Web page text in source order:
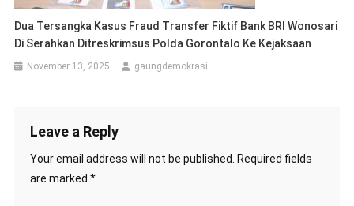
Dua Tersangka Kasus Fraud Transfer Fiktif Bank BRI Wonosari
Di Serahkan Ditreskrimsus Polda Gorontalo Ke Kejaksaan
November 13, 2025 gaungdemokrasi
Leave a Reply
Your email address will not be published.
Required fields
are marked *